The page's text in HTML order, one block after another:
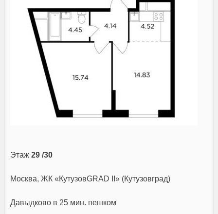
Этаж29 /30
Москва, ЖК «КутузовGRAD II» (Кутузовград)
Давыдково в 25 мин. пешком